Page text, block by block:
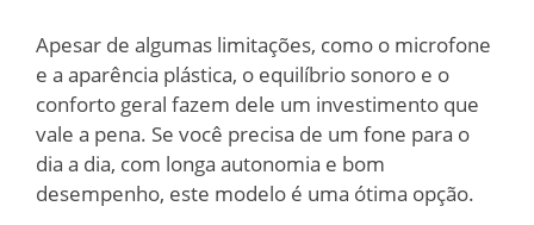
Apesar de algumas limitações, como o microfone
e a aparência plástica, o equilíbrio sonoro e o
conforto geral fazem dele um investimento que
vale a pena. Se você precisa de um fone para o
dia a dia, com longa autonomia e bom
desempenho, este modelo é uma ótima opção.